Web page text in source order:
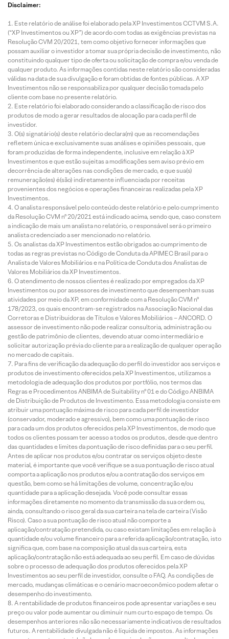
Disclaimer:
Este relatório de análise foi elaborado pela XP Investimentos CCTVM S.A.
(“XP Investimentos ou XP”) de acordo com todas as exigências previstas na
Resolução CVM 20/2021, tem como objetivo fornecer informações que
possam auxiliar o investidor a tomar sua própria decisão de investimento, não
constituindo qualquer tipo de oferta ou solicitação de compra e/ou venda de
qualquer produto. As informações contidas neste relatório são consideradas
válidas na data de sua divulgação e foram obtidas de fontes públicas. A XP
Investimentos não se responsabiliza por qualquer decisão tomada pelo
cliente com base no presente relatório.
Este relatório foi elaborado considerando a classificação de risco dos
produtos de modo a gerar resultados de alocação para cada perfil de
investidor.
O(s) signatário(s) deste relatório declara(m) que as recomendações
refletem única e exclusivamente suas análises e opiniões pessoais, que
foram produzidas de forma independente, inclusive em relação à XP
Investimentos e que estão sujeitas a modificações sem aviso prévio em
decorrência de alterações nas condições de mercado, e que sua(s)
remuneração(es) é(são) indiretamente influenciada por receitas
provenientes dos negócios e operações financeiras realizadas pela XP
Investimentos.
O analista responsável pelo conteúdo deste relatório e pelo cumprimento
da Resolução CVM nº 20/2021 está indicado acima, sendo que, caso constem
a indicação de mais um analista no relatório, o responsável será o primeiro
analista credenciado a ser mencionado no relatório.
Os analistas da XP Investimentos estão obrigados ao cumprimento de
todas as regras previstas no Código de Conduta da APIMEC Brasil para o
Analista de Valores Mobiliários e na Política de Conduta dos Analistas de
Valores Mobiliários da XP Investimentos.
O atendimento de nossos clientes é realizado por empregados da XP
Investimentos ou por assessores de investimento que desempenham suas
atividades por meio da XP, em conformidade com a Resolução CVM nº
178/2023, os quais encontram-se registrados na Associação Nacional das
Corretoras e Distribuidoras de Títulos e Valores Mobiliários – ANCORD. O
assessor de investimento não pode realizar consultoria, administração ou
gestão de patrimônio de clientes, devendo atuar como intermediário e
solicitar autorização prévia do cliente para a realização de qualquer operação
no mercado de capitais.
Para fins de verificação da adequação do perfil do investidor aos serviços e
produtos de investimento oferecidos pela XP Investimentos, utilizamos a
metodologia de adequação dos produtos por portfólio, nos termos das
Regras e Procedimentos ANBIMA de Suitability nº 01 e do Código ANBIMA
de Distribuição de Produtos de Investimento. Essa metodologia consiste em
atribuir uma pontuação máxima de risco para cada perfil de investidor
(conservador, moderado e agressivo), bem como uma pontuação de risco
para cada um dos produtos oferecidos pela XP Investimentos, de modo que
todos os clientes possam ter acesso a todos os produtos, desde que dentro
das quantidades e limites da pontuação de risco definidas para o seu perfil.
Antes de aplicar nos produtos e/ou contratar os serviços objeto deste
material, é importante que você verifique se a sua pontuação de risco atual
comporta a aplicação nos produtos e/ou a contratação dos serviços em
questão, bem como se há limitações de volume, concentração e/ou
quantidade para a aplicação desejada. Você pode consultar essas
informações diretamente no momento da transmissão da sua ordem ou,
ainda, consultando o risco geral da sua carteira na tela de carteira (Visão
Risco). Caso a sua pontuação de risco atual não comporte a
aplicação/contratação pretendida, ou caso existam limitações em relação à
quantidade e/ou volume financeiro para a referida aplicação/contratação, isto
significa que, com base na composição atual da sua carteira, esta
aplicação/contratação não está adequada ao seu perfil. Em caso de dúvidas
sobre o processo de adequação dos produtos oferecidos pela XP
Investimentos ao seu perfil de investidor, consulte o FAQ. As condições de
mercado, mudanças climáticas e o cenário macroeconômico podem afetar o
desempenho do investimento.
A rentabilidade de produtos financeiros pode apresentar variações e seu
preço ou valor pode aumentar ou diminuir num curto espaço de tempo. Os
desempenhos anteriores não são necessariamente indicativos de resultados
futuros. A rentabilidade divulgada não é líquida de impostos. As informações